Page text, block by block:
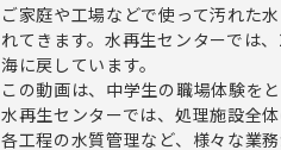
ご家庭や工場などで使って汚れた
れてきます。水再生センターでは
海に戻しています。
この動画は、中学生の職場体験を
水再生センターでは、処理施設全
各工程の水質管理など、様々な業務